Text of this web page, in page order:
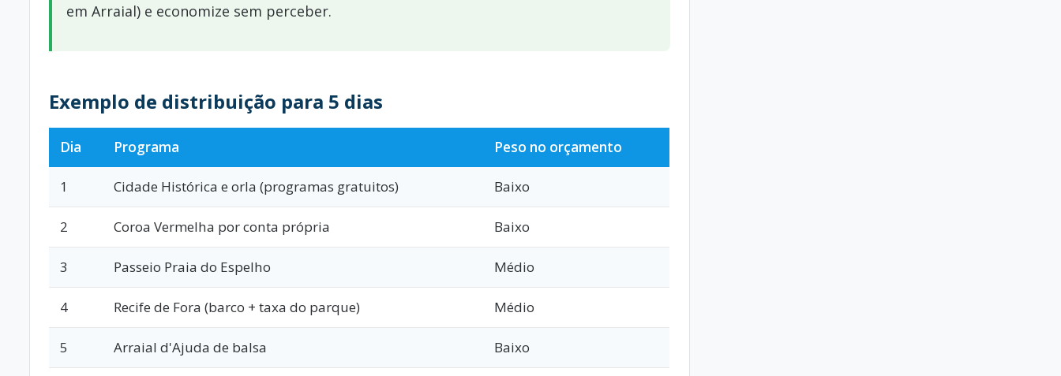
em Arraial) e economize sem perceber.
Exemplo de distribuição para 5 dias
Dia Programa Peso no orçamento
1 Cidade Histórica e orla (programas gratuitos) Baixo
2 Coroa Vermelha por conta própria Baixo
3 Passeio Praia do Espelho Médio
4 Recife de Fora (barco + taxa do parque) Médio
5 Arraial d'Ajuda de balsa Baixo